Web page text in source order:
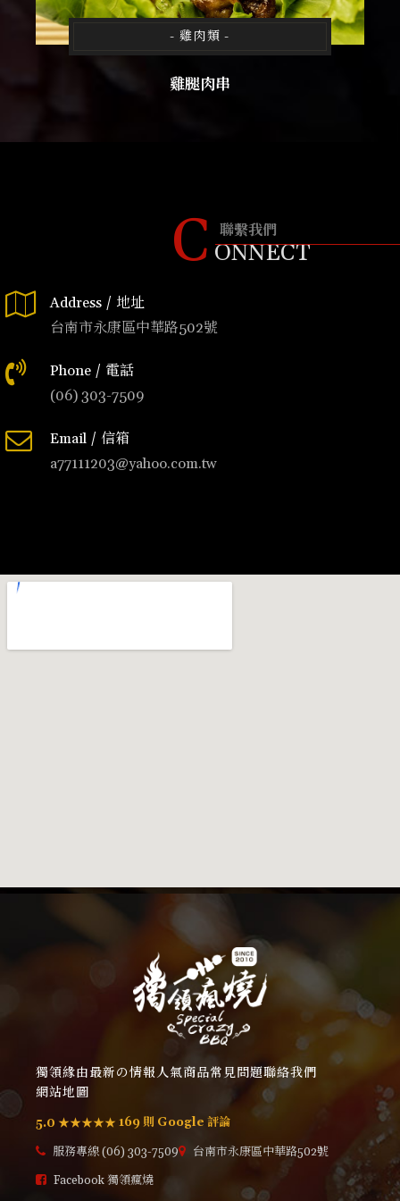
- 雞肉類 -
雞腿肉串
C ONNECT
聯繫我們
Address / 地址
台南市永康區中華路502號
Phone / 電話
(06) 303-7509
Email / 信箱
a77111203@yahoo.com.tw
獨領緣由最新の情報人氣商品常見問題聯絡我們
網站地圖
5.0 ★★★★★ 169 則 Google 評論
服務專線 (06) 303-7509
台南市永康區中華路502號
Facebook 獨領瘋燒